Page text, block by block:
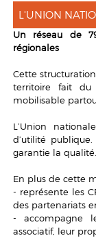
L'UNION
Un réseau de
régionales
Cette
territoire fait du
mobilisable
L’Union
d’utilité
garantie la qualité.
En plus de cette
- représente les
des partenariats
- accompagne
associatif, leur